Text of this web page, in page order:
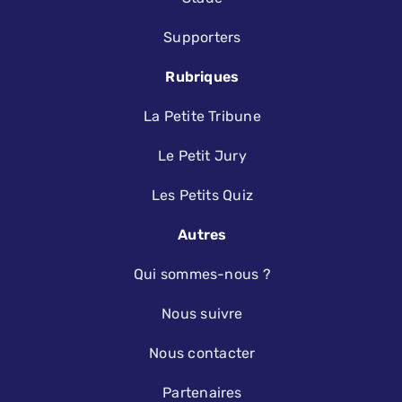
Supporters
Rubriques
La Petite Tribune
Le Petit Jury
Les Petits Quiz
Autres
Qui sommes-nous ?
Nous suivre
Nous contacter
Partenaires